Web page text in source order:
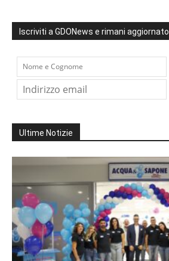
Iscriviti a GDONews e rimani aggiornato
Ultime Notizie